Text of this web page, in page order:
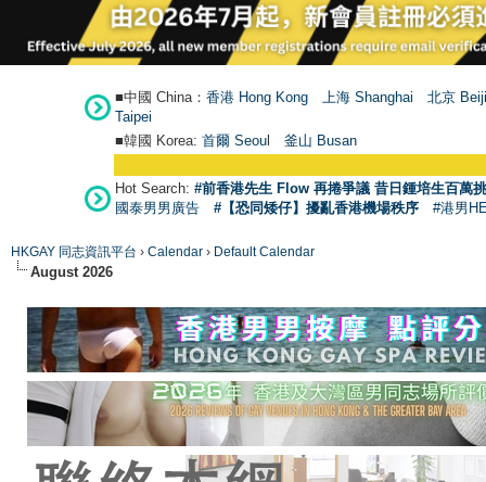
■中國 China： 香港 Hong Kong 上海 Shanghai
北京
Taipei
■韓國 Korea: 首爾 Seoul 釜山 Busan
Hot Search: #前香港先生 Flow 再捲爭議 昔日鍾培生百萬
國泰男男廣告
#【恐同矮仔】擾亂香港機場秩序 #港男
HKGAY 同志資訊平台 › Calendar › Default Calendar
August 2026